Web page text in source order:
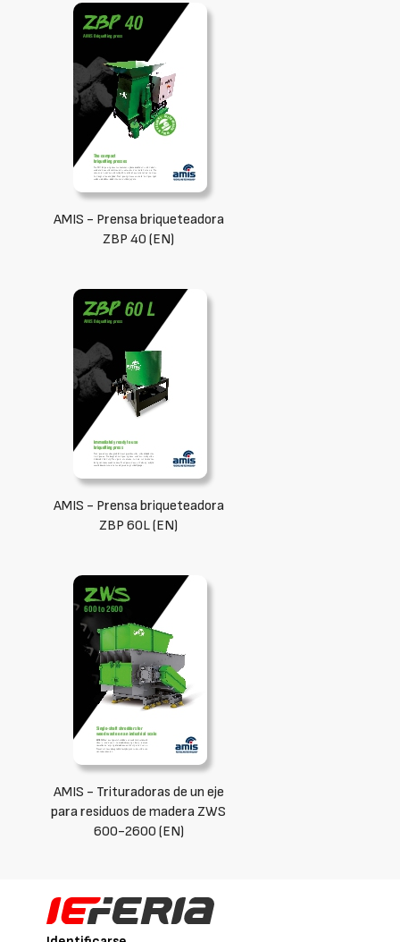
AMIS - Prensa briqueteadora
ZBP 40 (EN)
AMIS - Prensa briqueteadora
ZBP 60L (EN)
AMIS - Trituradoras de un eje
para residuos de madera ZWS
600-2600 (EN)